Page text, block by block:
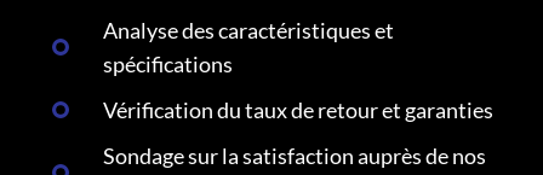
Analyse des caractéristiques et
spécifications
Vérification du taux de retour et garanties
Sondage sur la satisfaction auprès de nos